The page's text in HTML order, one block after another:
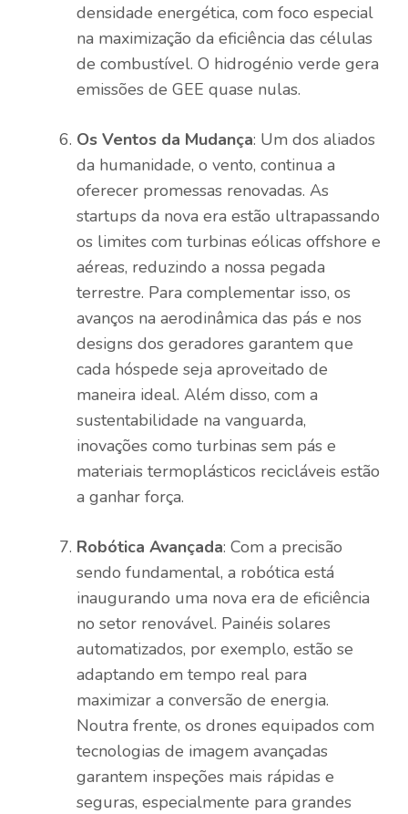
densidade energética, com foco especial
na maximização da eficiência das células
de combustível. O hidrogénio verde gera
emissões de GEE quase nulas.
Os Ventos da Mudança: Um dos aliados
da humanidade, o vento, continua a
oferecer promessas renovadas. As
startups da nova era estão ultrapassando
os limites com turbinas eólicas offshore e
aéreas, reduzindo a nossa pegada
terrestre. Para complementar isso, os
avanços na aerodinâmica das pás e nos
designs dos geradores garantem que
cada hóspede seja aproveitado de
maneira ideal. Além disso, com a
sustentabilidade na vanguarda,
inovações como turbinas sem pás e
materiais termoplásticos recicláveis ​​estão
a ganhar força.
Robótica Avançada: Com a precisão
sendo fundamental, a robótica está
inaugurando uma nova era de eficiência
no setor renovável. Painéis solares
automatizados, por exemplo, estão se
adaptando em tempo real para
maximizar a conversão de energia.
Noutra frente, os drones equipados com
tecnologias de imagem avançadas
garantem inspeções mais rápidas e
seguras, especialmente para grandes